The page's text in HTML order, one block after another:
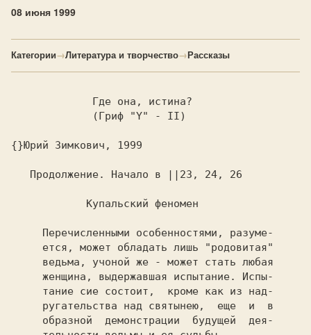
08 июня 1999
Категории→Литература и творчество→Рассказы
{}Юрий Зимкович, 1999